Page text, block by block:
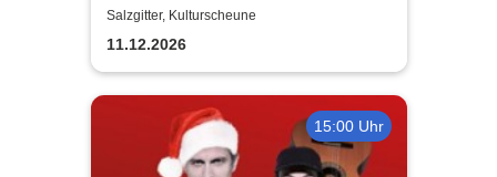
Salzgitter, Kulturscheune
11.12.2026
15:00 Uhr